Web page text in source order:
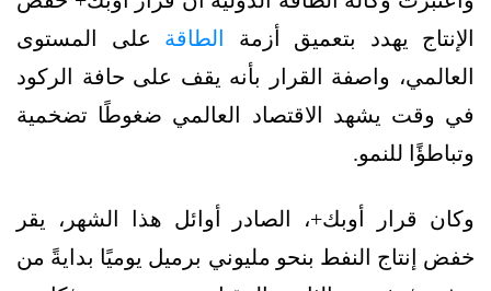
الإنتاج يهدد بتعميق أزمة الطاقة على المستوى
العالمي، واصفة القرار بأنه يقف على حافة الركود
في وقت يشهد الاقتصاد العالمي ضغوطًا تضخمية
وتباطؤًا للنمو.
وكان قرار أوبك+، الصادر أوائل هذا الشهر، يقر
خفض إنتاج النفط بنحو مليوني برميل يوميًا بدايةً من